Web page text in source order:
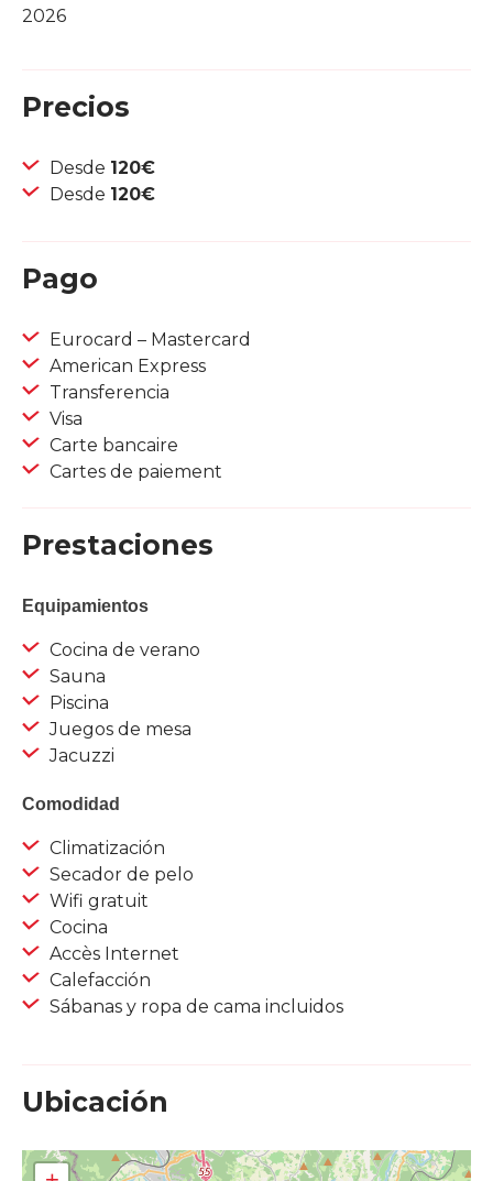
2026
Precios
Desde 120€
Desde 120€
Pago
Eurocard – Mastercard
American Express
Transferencia
Visa
Carte bancaire
Cartes de paiement
Prestaciones
Equipamientos
Cocina de verano
Sauna
Piscina
Juegos de mesa
Jacuzzi
Comodidad
Climatización
Secador de pelo
Wifi gratuit
Cocina
Accès Internet
Calefacción
Sábanas y ropa de cama incluidos
Ubicación